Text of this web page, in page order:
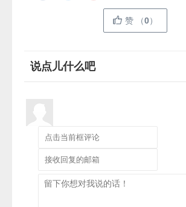
赞 （0）
说点儿什么吧